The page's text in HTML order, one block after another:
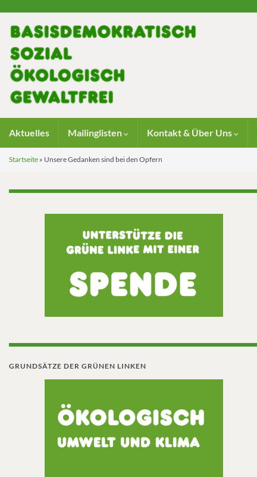
Aktuelles Mailinglisten Kontakt & Über Uns
Startseite » Unsere Gedanken sind bei den Opfern
GRUNDSÄTZE DER GRÜNEN LINKEN